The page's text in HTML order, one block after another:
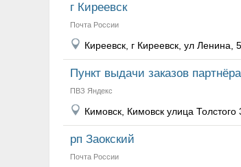
г Киреевск
Почта России
Киреевск, г Киреевск, ул Ленина, 5
Пункт выдачи заказов партнёра
ПВЗ Яндекс
Кимовск, Кимовск улица Толстого
рп Заокский
Почта России